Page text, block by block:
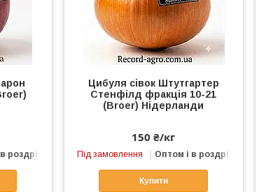
роздріб
Цибуля сівок Штутгартер
Стенфілд фракція 10-21
(Broer) Нідерланди
150 ₴/кг
Під замовлення Оптом і в роздріб
Купити